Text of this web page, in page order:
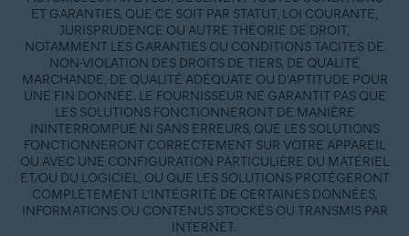
ET GARANTIES, QUE CE SOIT PAR STATUT, LOI COURANTE,
JURISPRUDENCE OU AUTRE THÉORIE DE DROIT,
NOTAMMENT LES GARANTIES OU CONDITIONS TACITES DE
NON-VIOLATION DES DROITS DE TIERS, DE QUALITÉ
MARCHANDE, DE QUALITÉ ADÉQUATE OU D'APTITUDE POUR
UNE FIN DONNÉE. LE FOURNISSEUR NE GARANTIT PAS QUE
LES SOLUTIONS FONCTIONNERONT DE MANIÈRE
ININTERROMPUE NI SANS ERREURS, QUE LES SOLUTIONS
FONCTIONNERONT CORRECTEMENT SUR VOTRE APPAREIL
OU AVEC UNE CONFIGURATION PARTICULIÈRE DU MATÉRIEL
ET/OU DU LOGICIEL, OU QUE LES SOLUTIONS PROTÈGERONT
COMPLÈTEMENT L’INTÉGRITÉ DE CERTAINES DONNÉES,
INFORMATIONS OU CONTENUS STOCKÉS OU TRANSMIS PAR
INTERNET.